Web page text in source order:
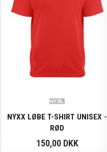
NYXX LØBE T-SHIRT UNISEX -
RØD
150,00 DKK